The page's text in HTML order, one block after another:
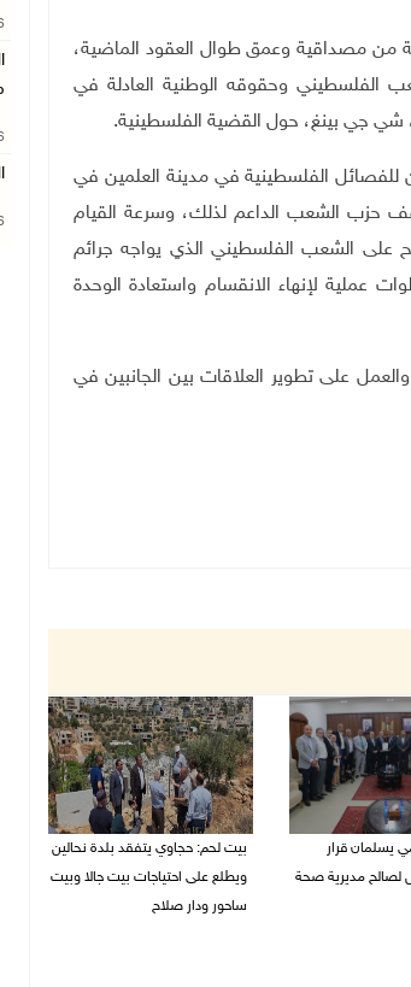
من مصداقية وعمق طوال العقود الماضية،
الفلسطيني وحقوقه الوطنية العادلة في
شي جي بينغ، حول القضية الفلسطينية.
للفصائل الفلسطينية في مدينة العلمين في
حزب الشعب الداعم لذلك، وسرعة القيام
على الشعب الفلسطيني الذي يواجه جرائم
عملية لإنهاء الانقسام واستعادة الوحدة
والعمل على تطوير العلاقات بين الجانبين في
يسلمان قرار
مديرية صحة
بيت لحم: حجاوي يتفقد بلدة نحالين
ويطلع على احتياجات بيت جالا وبيت
ساحور ودار صلاح